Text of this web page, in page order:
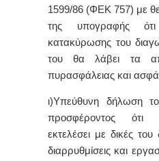
1599/86 (ΦΕΚ 757) με
της υπογραφής
κατακύρωσης του
του θα λάβει τα
πυρασφάλειας και
ι)Υπεύθυνη δήλωση
προσφέροντος ότι
εκτελέσει με δικές
διαρρυθμίσεις και